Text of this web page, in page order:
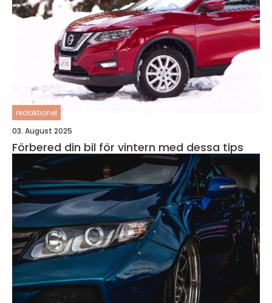
redaktionel
03. August 2025
Förbered din bil för vintern med dessa tips